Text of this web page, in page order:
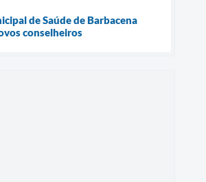
de Saúde de Barbacena
conselheiros